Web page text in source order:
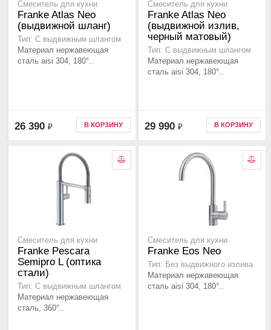
Смеситель для кухни
Franke Atlas Neo
(выдвижной шланг)
Тип: С выдвижным шлангом
Материал нержавеющая
сталь aisi 304, 180°..
26 390 ₽ В КОРЗИНУ
Смеситель для кухни
Franke Atlas Neo
(выдвижной излив,
черный матовый)
Тип: С выдвижным шлангом
Материал нержавеющая
сталь aisi 304, 180°..
29 990 ₽ В КОРЗИНУ
Смеситель для кухни
Franke Pescara
Semipro L (оптика
стали)
Тип: С выдвижным шлангом
Материал нержавеющая
сталь, 360°..
Смеситель для кухни
Franke Eos Neo
Тип: Без выдвижного излива
Материал нержавеющая
сталь aisi 304, 180°..